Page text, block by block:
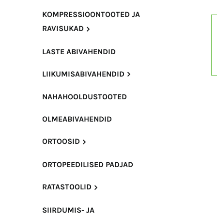
KOMPRESSIOONTOOTED JA
RAVISUKAD
LASTE ABIVAHENDID
LIIKUMISABIVAHENDID
NAHAHOOLDUSTOOTED
OLMEABIVAHENDID
ORTOOSID
ORTOPEEDILISED PADJAD
RATASTOOLID
SIIRDUMIS- JA